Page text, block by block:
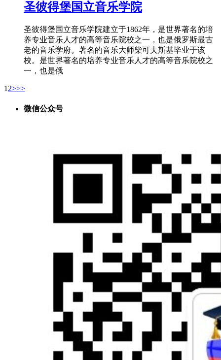
圣彼得堡国立音乐学院
圣彼得堡国立音乐学院建立于1862年，是世界著名的培
养专业音乐人才的高等音乐院校之一，也是俄罗斯最古
老的音乐学府。著名的音乐大师柴可夫斯基毕业于该
校。是世界著名的培养专业音乐人才的高等音乐院校之
一，也是俄
1 2>>>
微信公众号